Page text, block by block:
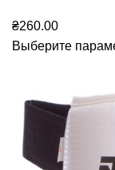
₴260.00
Выберите